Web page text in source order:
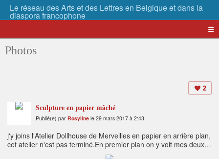
Photos
2
Sculpture en papier mâché
Publié(e) par Rosyline le 29 mars 2017 à 2:43
j'y joins l'Atelier Dollhouse de Merveilles en papier en arrière plan,
cet atelier n'est pas terminé.En premier plan on y voit mes deux
sculptures en papier mâché. Celle de gauche n'est pas finie.